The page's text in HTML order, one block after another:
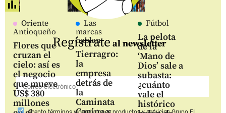
Oriente
Antioqueño
Flores que
cruzan el
cielo: así es
el negocio
que mueve
US$ 380
millones
Las
marcas
hablan
Tierragro:
la
empresa
detrás de
la
Caminata
Fútbol
La pelota
de la
‘Mano de
Dios’ sale a
subasta:
¿cuánto
vale el
histórico
Regístrate al newsletter